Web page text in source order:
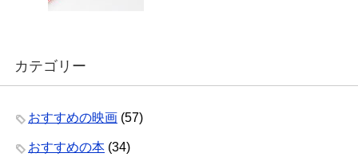
カテゴリー
おすすめの映画 (57)
おすすめの本 (34)